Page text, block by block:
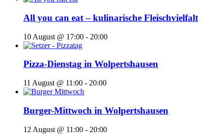
All you can eat – kulinarische Fleischvielfalt
10 August @ 17:00 - 20:00
Pizza-Dienstag in Wolpertshausen
11 August @ 11:00 - 20:00
Burger-Mittwoch in Wolpertshausen
12 August @ 11:00 - 20:00